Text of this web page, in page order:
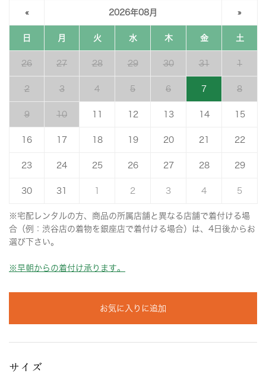
« 2026年08月 »
日 月 火 水 木 金 土
26 27 28 29 30 31 1
2 3 4 5 6 7 8
9 10 12 13 14 15
16 17 18 19 20 21 22
23 24 25 26 27 28 29
30 31 2 3 4 5
※宅配レンタルの方、商品の所属店舗と異なる店舗で着付ける場
合（例：渋谷店の着物を銀座店で着付ける場合）は、4日後からお
選び下さい。
※早朝からの着付け承ります。
お気に入りに追加
サイズ